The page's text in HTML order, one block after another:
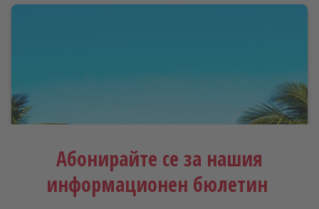
Абонирайте се за нашия
информационен бюлетин